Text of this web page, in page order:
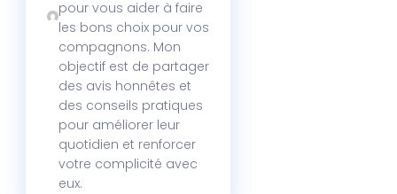
pour vous aider à faire
les bons choix pour vos
compagnons. Mon
objectif est de partager
des avis honnêtes et
des conseils pratiques
pour améliorer leur
quotidien et renforcer
votre complicité avec
eux.